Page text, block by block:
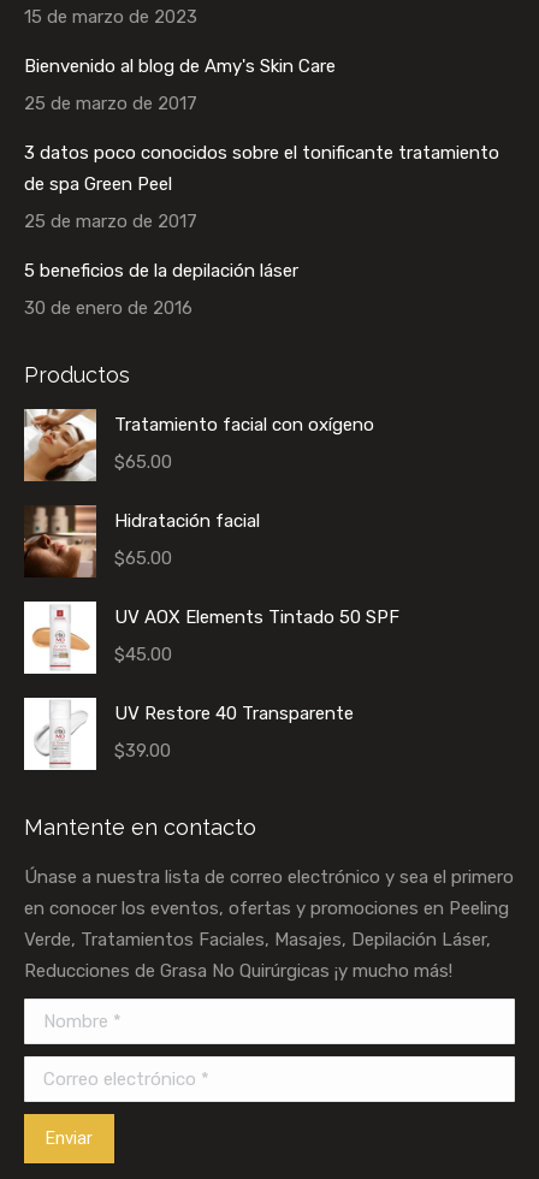
15 de marzo de 2023
Bienvenido al blog de Amy's Skin Care
25 de marzo de 2017
3 datos poco conocidos sobre el tonificante tratamiento
de spa Green Peel
25 de marzo de 2017
5 beneficios de la depilación láser
30 de enero de 2016
Productos
Tratamiento facial con oxígeno
$65.00
Hidratación facial
$65.00
UV AOX Elements Tintado 50 SPF
$45.00
UV Restore 40 Transparente
$39.00
Mantente en contacto
Únase a nuestra lista de correo electrónico y sea el primero
en conocer los eventos, ofertas y promociones en Peeling
Verde, Tratamientos Faciales, Masajes, Depilación Láser,
Reducciones de Grasa No Quirúrgicas ¡y mucho más!
Nombre *
Correo electrónico *
Enviar